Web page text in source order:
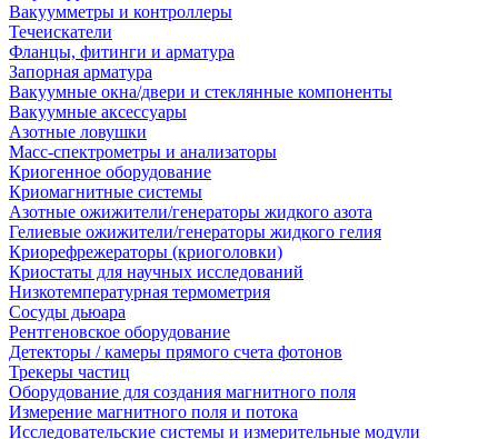
Вакуумметры и контроллеры
Течеискатели
Фланцы, фитинги и арматура
Запорная арматура
Вакуумные окна/двери и стеклянные компоненты
Вакуумные аксессуары
Азотные ловушки
Масс-спектрометры и анализаторы
Криогенное оборудование
Криомагнитные системы
Азотные ожижители/генераторы жидкого азота
Гелиевые ожижители/генераторы жидкого гелия
Криорефрежераторы (криоголовки)
Криостаты для научных исследований
Низкотемпературная термометрия
Сосуды дьюара
Рентгеновское оборудование
Детекторы / камеры прямого счета фотонов
Трекеры частиц
Оборудование для создания магнитного поля
Измерение магнитного поля и потока
Исследовательские системы и измерительные модули